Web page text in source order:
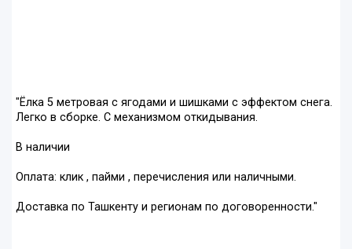
"Ёлка 5 метровая с ягодами и шишками с эффектом снега.
Легко в сборке. С механизмом откидывания.
В наличии
Оплата: клик , пайми , перечисления или наличными.
Доставка по Ташкенту и регионам по договоренности."